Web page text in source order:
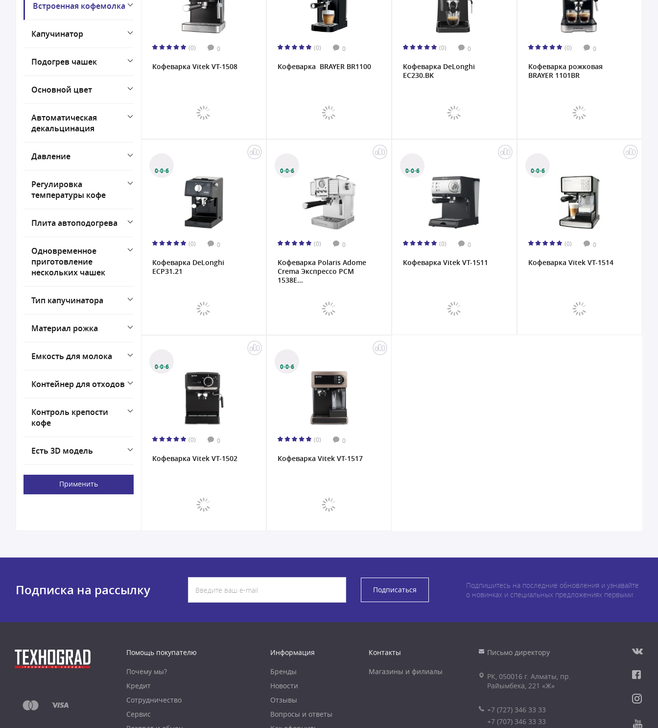
Встроенная кофемолка
Капучинатор
Подогрев чашек
Основной цвет
Автоматическая
декальцинация
Давление
Регулировка
температуры кофе
Плита автоподогрева
Одновременное
приготовление
нескольких чашек
Тип капучинатора
Материал рожка
Емкость для молока
Контейнер для отходов
Контроль крепости
кофе
Есть 3D модель
Применить
(0) 0
Кофеварка Vitek VT-1508
(0) 0
Кофеварка BRAYER BR1100
(0) 0
Кофеварка DeLonghi
EC230.BK
(0) 0
Кофеварка рожковая
BRAYER 1101BR
0·0·6
(0) 0
Кофеварка DeLonghi
ECP31.21
0·0·6
(0) 0
Кофеварка Polaris Adome
Crema Экспрессо PCM
1538E...
0·0·6
(0) 0
Кофеварка Vitek VT-1511
0·0·6
(0) 0
Кофеварка Vitek VT-1514
0·0·6
(0) 0
Кофеварка Vitek VT-1502
0·0·6
(0) 0
Кофеварка Vitek VT-1517
Подписка на рассылку Подписаться
Подпишитесь на последние обновления и узнавайте
о новинках и специальных предложениях первыми
Помощь покупателю
Почему мы?
Кредит
Сотрудничество
Сервис
Информация
Бренды
Новости
Отзывы
Вопросы и ответы
Контакты
Магазины и филиалы
Письмо директору
РК, 050016 г. Алматы, пр.
Райымбека, 221 «Ж»
+7 (727) 346 33 33
+7 (707) 346 33 33